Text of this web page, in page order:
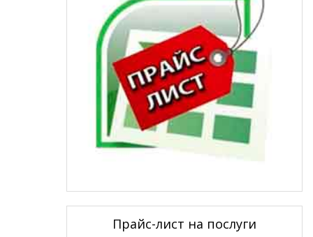
Прайс-лист на послуги